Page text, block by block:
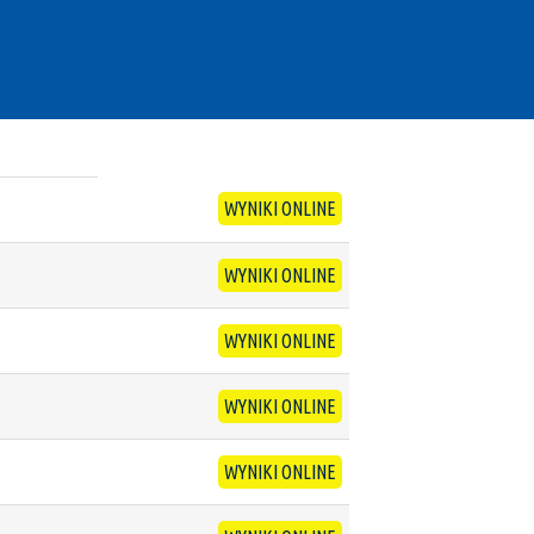
WYNIKI ONLINE
WYNIKI ONLINE
WYNIKI ONLINE
WYNIKI ONLINE
WYNIKI ONLINE